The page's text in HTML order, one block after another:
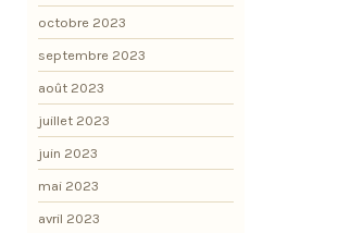
octobre 2023
septembre 2023
août 2023
juillet 2023
juin 2023
mai 2023
avril 2023